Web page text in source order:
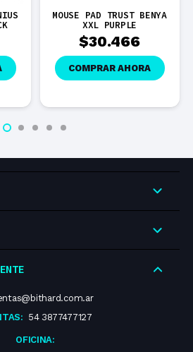
MOUSE PAD TRUST BENYA
XXL PURPLE
$30.466
COMPRAR AHORA
54 3877477127
OFICINA: